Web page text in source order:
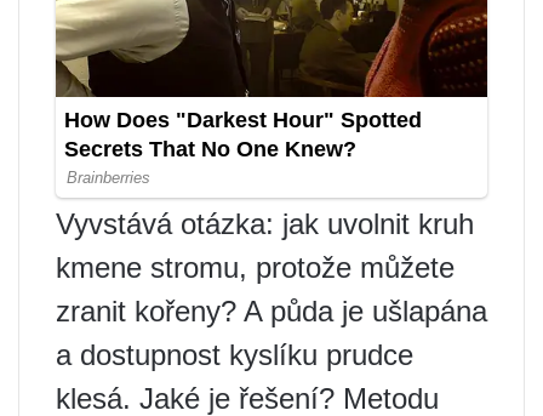
Vyvstává otázka: jak uvolnit kruh
kmene stromu, protože můžete
zranit kořeny? A půda je ušlapána
a dostupnost kyslíku prudce
klesá. Jaké je řešení? Metodu